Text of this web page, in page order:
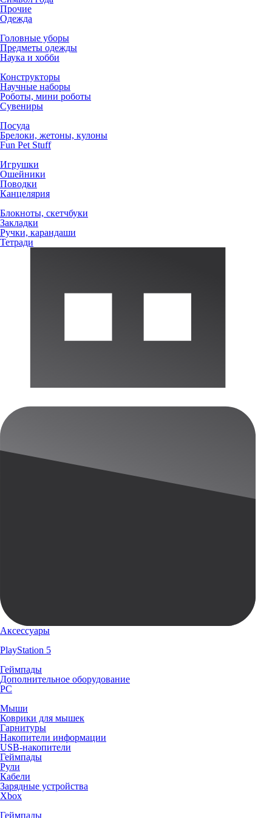
Прочие
Одежда
Головные уборы
Предметы одежды
Наука и хобби
Конструкторы
Научные наборы
Роботы, мини роботы
Сувениры
Посуда
Брелоки, жетоны, кулоны
Fun Pet Stuff
Игрушки
Ошейники
Поводки
Канцелярия
Блокноты, скетчбуки
Закладки
Ручки, карандаши
Тетради
Аксессуары
PlayStation 5
Геймпады
Дополнительное оборудование
PC
Мыши
Коврики для мышек
Гарнитуры
Накопители информации
USB-накопители
Геймпады
Рули
Кабели
Зарядные устройства
Xbox
Геймпады